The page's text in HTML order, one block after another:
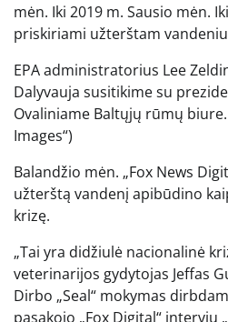
mėn. Iki 2019 m. Sausio mėn.
priskiriami užterštam
EPA administratorius Lee
Dalyvauja susitikime su
Ovaliniame Baltųjų rūmų biure.
Images“)
Balandžio mėn. „Fox News
užterštą vandenį apibūdino
krizę.
„Tai yra didžiulė nacionalinė
veterinarijos gydytojas Jeffas
Dirbo „Seal“ mokymas
pasakojo „Fox Digital“ interviu